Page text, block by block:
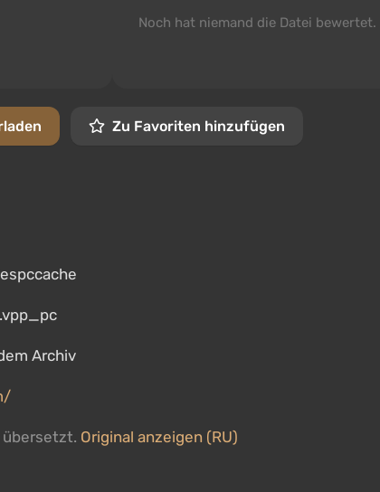
Noch hat niemand die Datei bewertet.
Zu Favoriten hinzufügen
Archiv
übersetzt. Original anzeigen (RU)